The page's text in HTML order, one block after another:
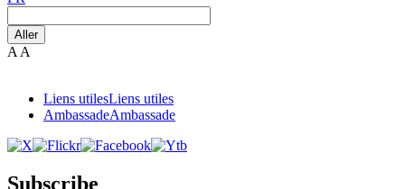
Aller
A A
Liens utilesLiens utiles
AmbassadeAmbassade
Subscribe